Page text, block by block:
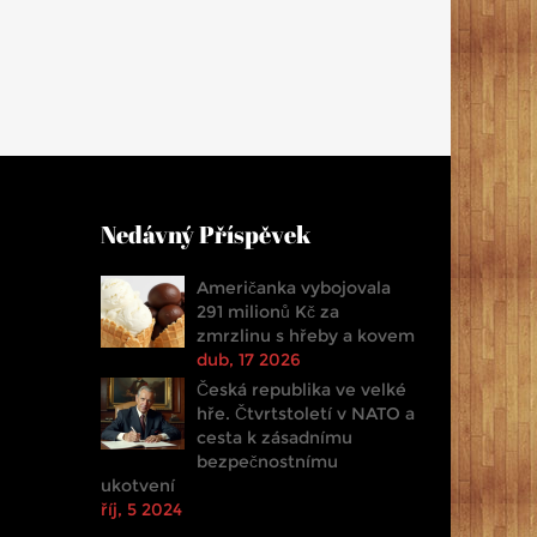
Nedávný Příspěvek
Američanka vybojovala
291 milionů Kč za
zmrzlinu s hřeby a kovem
dub, 17 2026
Česká republika ve velké
hře. Čtvrtstoletí v NATO a
cesta k zásadnímu
bezpečnostnímu
ukotvení
říj, 5 2024